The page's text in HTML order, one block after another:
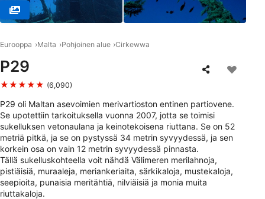
Eurooppa Malta Pohjoinen alue Cirkewwa
P29
★★★★★ (6,090)
P29 oli Maltan asevoimien merivartioston entinen partiovene.
Se upotettiin tarkoituksella vuonna 2007, jotta se toimisi
sukelluksen vetonaulana ja keinotekoisena riuttana. Se on 52
metriä pitkä, ja se on pystyssä 34 metrin syvyydessä, ja sen
korkein osa on vain 12 metrin syvyydessä pinnasta.
Tällä sukelluskohteella voit nähdä Välimeren merilahnoja,
pistiäisiä, muraaleja, meriankeriaita, särkikaloja, mustekaloja,
seepioita, punaisia meritähtiä, nilviäisiä ja monia muita
riuttakaloja.